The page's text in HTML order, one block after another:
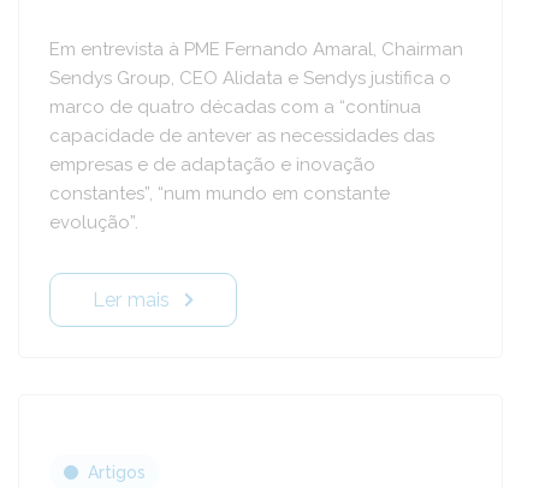
Em entrevista à PME Fernando Amaral, Chairman
Sendys Group, CEO Alidata e Sendys justifica o
marco de quatro décadas com a “contínua
capacidade de antever as necessidades das
empresas e de adaptação e inovação
constantes”, “num mundo em constante
evolução”.
Ler mais
Artigos